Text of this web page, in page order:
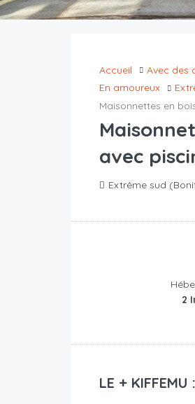
Accueil Avec des
En amoureux
Maisonnettes en
avec
Extrême sud
2
LE + KIFFEMU :